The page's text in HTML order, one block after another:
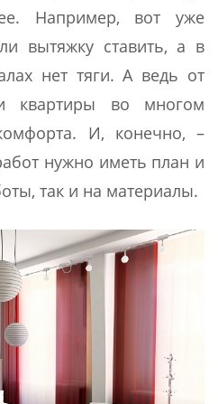
Например, вот уже
вытяжку ставить, а в
нет тяги. А ведь от
квартиры во многом
И, конечно, –
нужно иметь план и
так и на материалы.